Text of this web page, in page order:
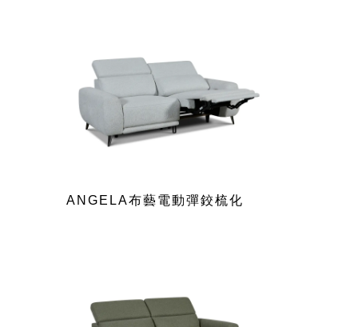
ANGELA布藝電動彈鉸梳化